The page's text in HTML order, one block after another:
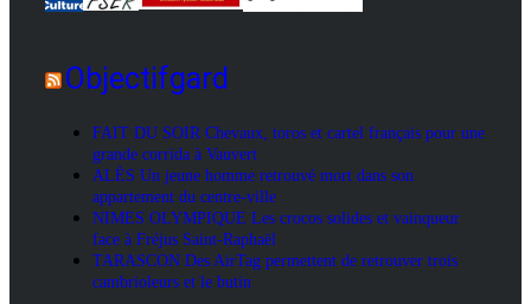
Objectifgard
FAIT DU SOIR Chevaux, toros et cartel français pour une
grande corrida à Vauvert
ALÈS Un jeune homme retrouvé mort dans son
appartement du centre-ville
NIMES OLYMPIQUE Les crocos solides et vainqueur
face à Fréjus Saint-Raphaël
TARASCON Des AirTag permettent de retrouver trois
cambrioleurs et le butin